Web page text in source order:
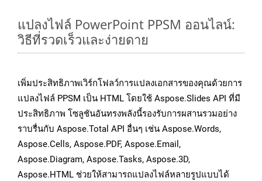
แปลงไฟล์ PowerPoint PPSM ออนไลน์:
วิธีที่รวดเร็วและง่ายดาย
เพิ่มประสิทธิภาพเวิร์กโฟลว์การแปลงเอกสารของคุณด้วยการ
แปลงไฟล์ PPSM เป็น HTML โดยใช้ Aspose.Slides API ที่มี
ประสิทธิภาพ โซลูชันอันทรงพลังนี้รองรับการผสานรวมอย่าง
ราบรื่นกับ Aspose.Total API อื่นๆ เช่น Aspose.Words,
Aspose.Cells, Aspose.PDF, Aspose.Email,
Aspose.Diagram, Aspose.Tasks, Aspose.3D,
Aspose.HTML ช่วยให้สามารถแปลงไฟล์หลายรูปแบบได้